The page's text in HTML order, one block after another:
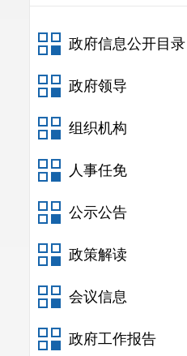
政府信息公开目录
政府领导
组织机构
人事任免
公示公告
政策解读
会议信息
政府工作报告